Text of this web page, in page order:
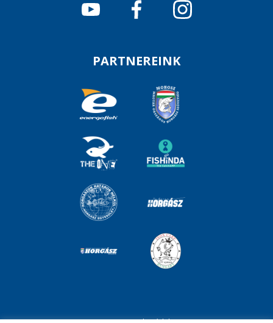
PARTNEREINK